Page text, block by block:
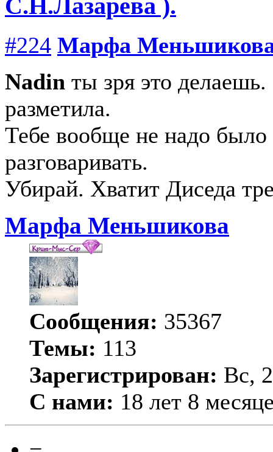
С.Н.Лазарева ).
#224 Марфа
Nadin ты зря это
разметила.
Тебе вообще не надо
разговаривать.
Убирай. Хватит Диседа
Марфа Меньшикова
Сообщения: 35367
Темы: 113
Зарегистрирован: Вс,
С нами: 18 лет 8